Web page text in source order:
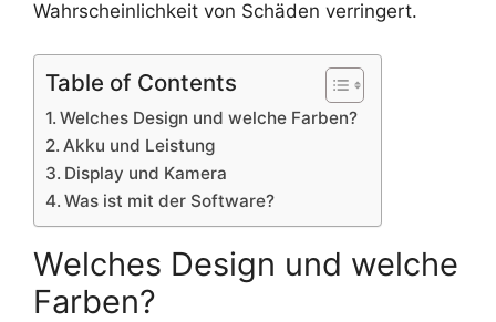
Wahrscheinlichkeit von Schäden verringert.
Table of Contents
Welches Design und welche Farben?
Akku und Leistung
Display und Kamera
Was ist mit der Software?
Welches Design und welche
Farben?